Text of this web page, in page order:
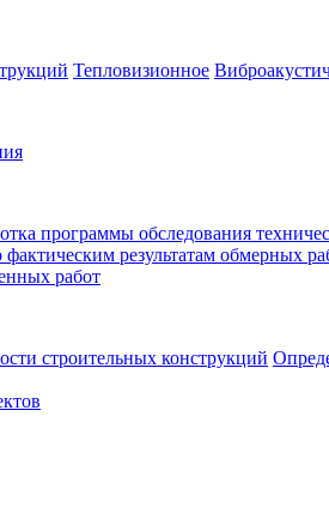
Тепловизионное
программы обследования
фактическим результатам обмерных
работ
строительных конструкций